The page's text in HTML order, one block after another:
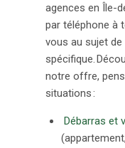
agences en Île-
par téléphone à
vous au sujet
spécifique.
notre offre,
situations :
Débarras et